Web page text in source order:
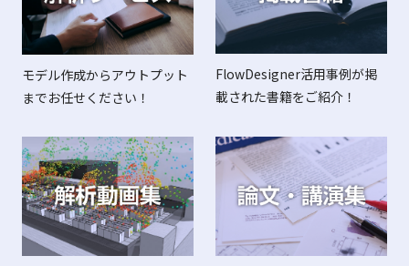
モデル作成からアウトプット
までお任せください！
FlowDesigner活用事例が掲
載された書籍をご紹介！